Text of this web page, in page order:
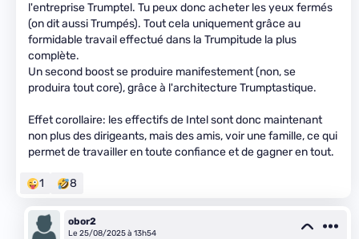
l'entreprise Trumptel. Tu peux donc acheter les yeux fermés
(on dit aussi Trumpés). Tout cela uniquement grâce au
formidable travail effectué dans la Trumpitude la plus
complète.
Un second boost se produire manifestement (non, se
produira tout core), grâce à l'architecture Trumptastique.
Effet corollaire: les effectifs de Intel sont donc maintenant
non plus des dirigeants, mais des amis, voir une famille, ce qui
permet de travailler en toute confiance et de gagner en tout.
1 8
obor2
Le 25/08/2025 à 13h54